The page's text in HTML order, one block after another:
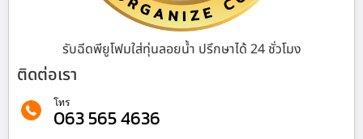
รับฉีดพียูโฟมใส่ทุ่นลอยน้ำ ปรึกษาได้ 24 ชั่วโมง
ติดต่อเรา
โทร
063 565 4636